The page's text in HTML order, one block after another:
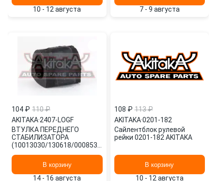
10 - 12 августа 7 - 9 августа
104 ₽ 110 ₽
AKITAKA·2407-LOGF
ВТУЛКА ПЕРЕДНЕГО
СТАБИЛИЗАТОРА
(10013030/130618/0008538/1,
В корзину
14 - 16 августа
108 ₽ 113 ₽
AKITAKA·0201-182
Сайлентблок рулевой
рейки 0201-182 AKITAKA
В корзину
10 - 12 августа